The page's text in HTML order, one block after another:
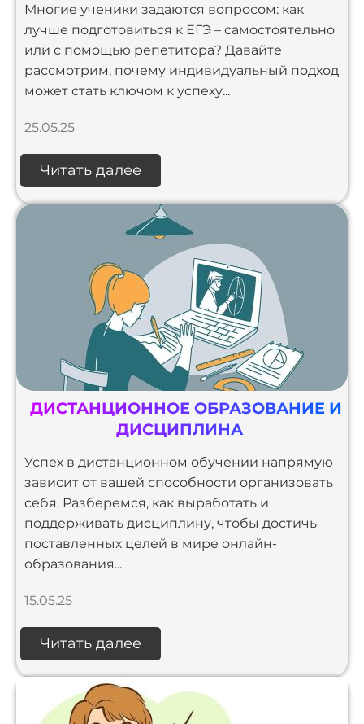
Многие ученики задаются вопросом: как
лучше подготовиться к ЕГЭ – самостоятельно
или с помощью репетитора? Давайте
рассмотрим, почему индивидуальный подход
может стать ключом к успеху...
25.05.25
Читать далее
ДИСТАНЦИОННОЕ ОБРАЗОВАНИЕ И
ДИСЦИПЛИНА
Успех в дистанционном обучении напрямую
зависит от вашей способности организовать
себя. Разберемся, как выработать и
поддерживать дисциплину, чтобы достичь
поставленных целей в мире онлайн-
образования...
15.05.25
Читать далее